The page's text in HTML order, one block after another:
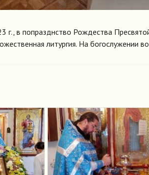
г., в попразднство Рождества
литургия. На богослужении